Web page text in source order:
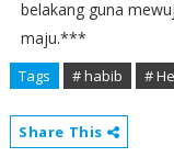
belakang guna
maju.***
Tags # habib #
Share This